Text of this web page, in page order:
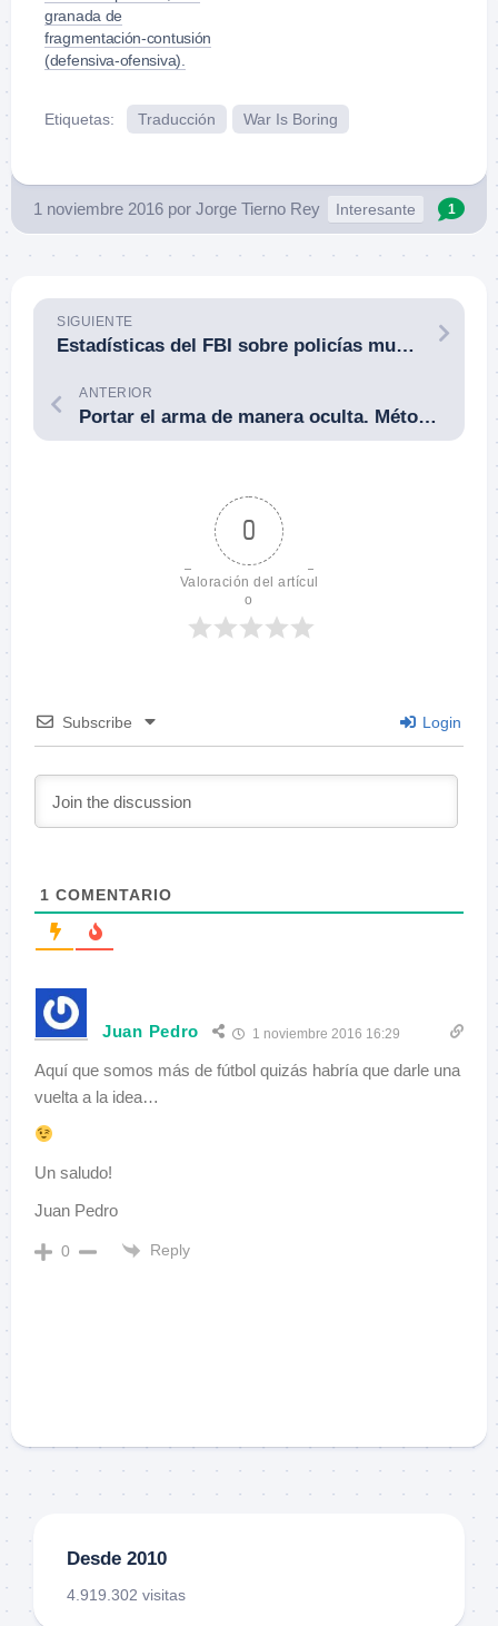
granada de
fragmentación-contusión
(defensiva-ofensiva).
Etiquetas: Traducción War Is Boring
1 noviembre 2016 por Jorge Tierno Rey Interesante 1
SIGUIENTE
Estadísticas del FBI sobre policías muertos y agredidos en acto de servicio en 2015. The Tactical Wire. 20OCT16.
ANTERIOR
Portar el arma de manera oculta. Métodos empleados. Por Juan I. Carrión.
0
Valoración del artícul
o
Subscribe Login
1 COMENTARIO
Juan Pedro 1 noviembre 2016 16:29
Aquí que somos más de fútbol quizás habría que darle una
vuelta a la idea…
Un saludo!
Juan Pedro
0 Reply
Desde 2010
4.919.302 visitas